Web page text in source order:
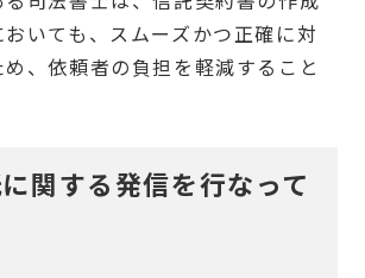
いても、スムーズかつ正確に対
、依頼者の負担を軽減すること
関する発信を行なって